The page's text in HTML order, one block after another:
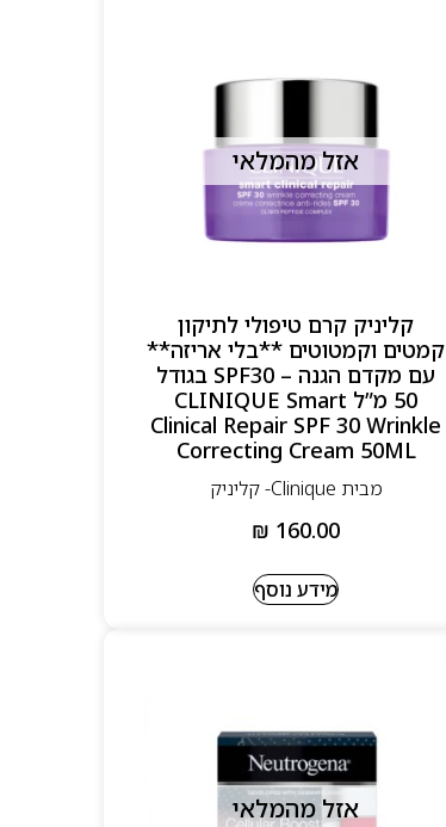
אזל מהמלאי
קליניק קרם טיפולי לתיקון
קמטים וקמטוטים **בלי אריזה**
עם מקדם הגנה – SPF30 בגודל
50 מ”ל CLINIQUE Smart
Clinical Repair SPF 30 Wrinkle
Correcting Cream 50ML
מבית Clinique- קליניק
₪ 160.00
מידע נוסף
אזל מהמלאי